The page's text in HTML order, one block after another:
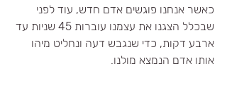
כאשר אנחנו פוגשים אדם חדש, עוד לפני
שבכלל הצגנו את עצמנו עוברות 45 שניות עד
ארבע דקות, כדי שנגבש דעה ונחליט מיהו
אותו אדם הנמצא מולנו.